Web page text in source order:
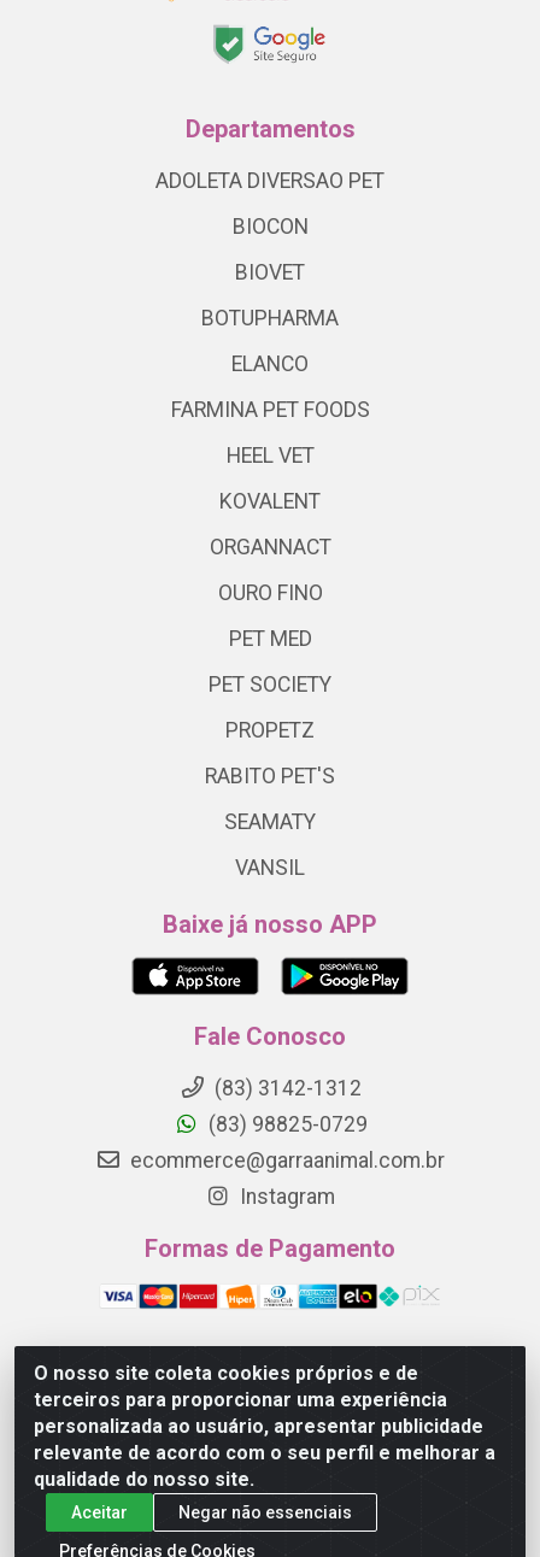
O nosso site coleta cookies próprios e de
terceiros para proporcionar uma experiência
personalizada ao usuário, apresentar publicidade
relevante de acordo com o seu perfil e melhorar a
qualidade do nosso site.
Aceitar
Negar não essenciais
Preferências de Cookies
Departamentos
ADOLETA DIVERSAO PET
BIOCON
BIOVET
BOTUPHARMA
ELANCO
FARMINA PET FOODS
HEEL VET
KOVALENT
ORGANNACT
OURO FINO
PET MED
PET SOCIETY
PROPETZ
RABITO PET'S
SEAMATY
VANSIL
Baixe já nosso APP
Fale Conosco
(83) 3142-1312
(83) 98825-0729
ecommerce@garraanimal.com.br
Instagram
Formas de Pagamento
Garra Animal - Rua Quinze de Novembro, 1120 - Jardim
Continental - Campina Grande/PB - CEP 58.403-290 -
CNPJ 21.445.041/0001-61